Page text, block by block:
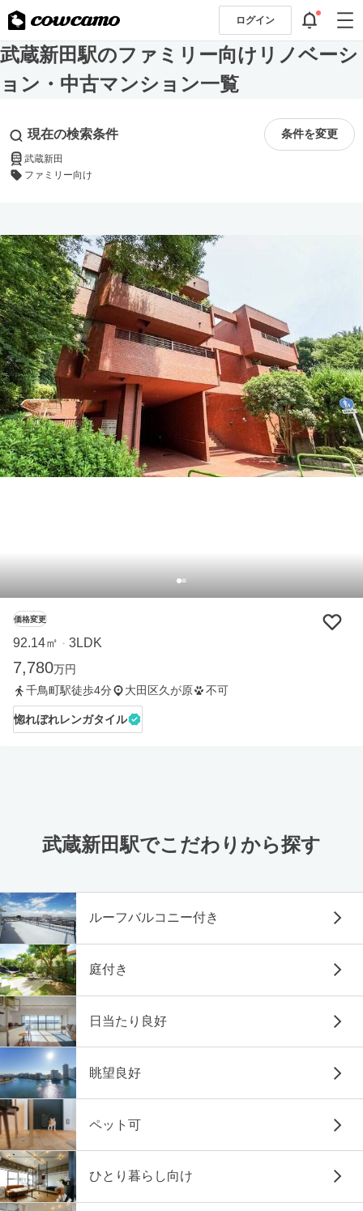
ログイン
武蔵新田駅のファミリー向けリノベーシ
ョン・中古マンション一覧
現在の検索条件 条件を変更
武蔵新田
ファミリー向け
価格変更
92.14㎡ ・ 3LDK
7,780万円
千鳥町駅徒歩4分
大田区久が原 不可
惚れぼれレンガタイル
武蔵新田駅でこだわりから探す
ルーフバルコニー付き
庭付き
日当たり良好
眺望良好
ペット可
ひとり暮らし向け